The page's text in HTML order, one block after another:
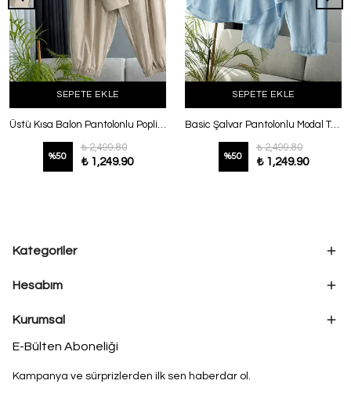
SEPETE EKLE
Üstü Kısa Balon Pantolonlu Poplin Takım Taş
%50
₺ 2,499.80
₺ 1,249.90
SEPETE EKLE
Basic Şalvar Pantolonlu Modal Takım Bebe Mavi
%50
₺ 2,499.80
₺ 1,249.90
Kategoriler
Hesabım
Kurumsal
E-Bülten Aboneliği
Kampanya ve sürprizlerden ilk sen haberdar ol.